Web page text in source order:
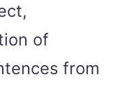
of
from